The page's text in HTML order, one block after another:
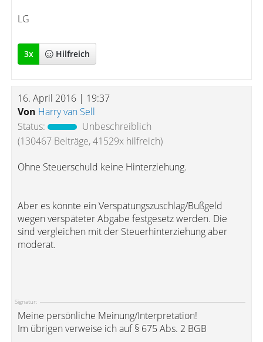
LG
3x Hilfreich
16. April 2016 | 19:37
Von Harry van Sell
Status:
Unbeschreiblich
(130467 Beiträge, 41529x hilfreich)
Ohne Steuerschuld keine Hinterziehung.
Aber es könnte ein Verspätungszuschlag/Bußgeld
wegen verspäteter Abgabe festgesetz werden. Die
sind vergleichen mit der Steuerhinterziehung aber
moderat.
Signatur:
Meine persönliche Meinung/Interpretation!
Im übrigen verweise ich auf § 675 Abs. 2 BGB